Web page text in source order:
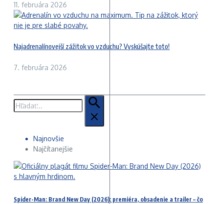
11. februára 2026
Najadrenalínovejší zážitok vo vzduchu? Vyskúšajte toto!
7. februára 2026
Hľadať:
Najnovšie
Najčítanejšie
Spider-Man: Brand New Day (2026): premiéra, obsadenie a trailer – čo